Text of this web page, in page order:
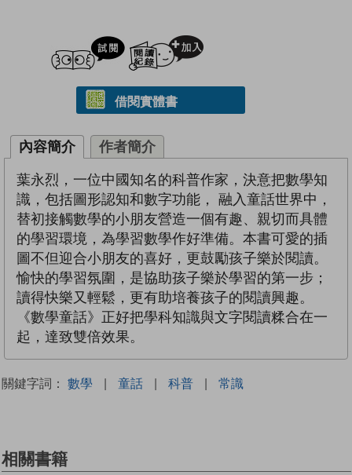
試閲
借閱實體書
內容簡介 作者簡介
葉永烈，一位中國知名的科普作家，決意把數學知
識，包括圖形認知和數字功能， 融入童話世界中，
替初接觸數學的小朋友營造一個有趣、親切而具體
的學習環境，為學習數學作好準備。本書可愛的插
圖不但迎合小朋友的喜好，更鼓勵孩子樂於閱讀。
愉快的學習氛圍，是協助孩子樂於學習的第一步；
讀得快樂又輕鬆，更有助培養孩子的閱讀興趣。
《數學童話》正好把學科知識與文字閱讀糅合在一
起，達致雙倍效果。
關鍵字詞： 數學 | 童話 | 科普 | 常識
相關書籍